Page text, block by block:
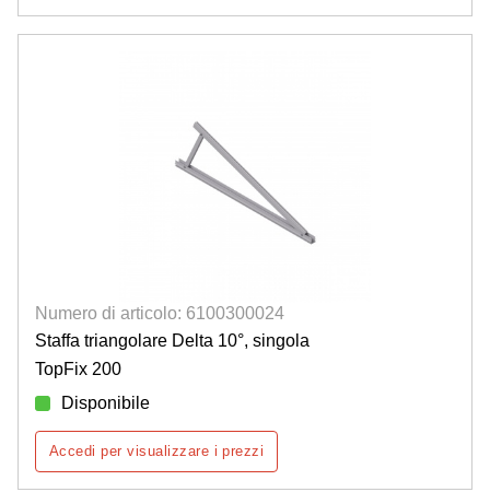
Numero di articolo: 6100300024
Staffa triangolare Delta 10°, singola
TopFix 200
Disponibile
Accedi per visualizzare i prezzi